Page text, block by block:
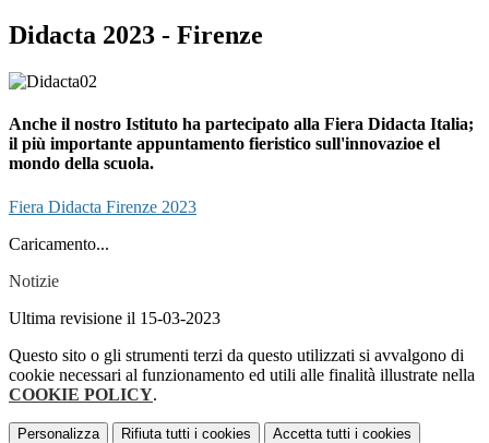
Didacta 2023 - Firenze
Anche il nostro Istituto ha partecipato alla Fiera Didacta Italia;
il più importante appuntamento fieristico sull'innovazioe el
mondo della scuola.
Fiera Didacta Firenze 2023
Caricamento...
Notizie
Ultima revisione il 15-03-2023
Questo sito o gli strumenti terzi da questo utilizzati si avvalgono di
cookie necessari al funzionamento ed utili alle finalità illustrate nella
COOKIE POLICY.
Personalizza Rifiuta tutti i cookies Accetta tutti i cookies